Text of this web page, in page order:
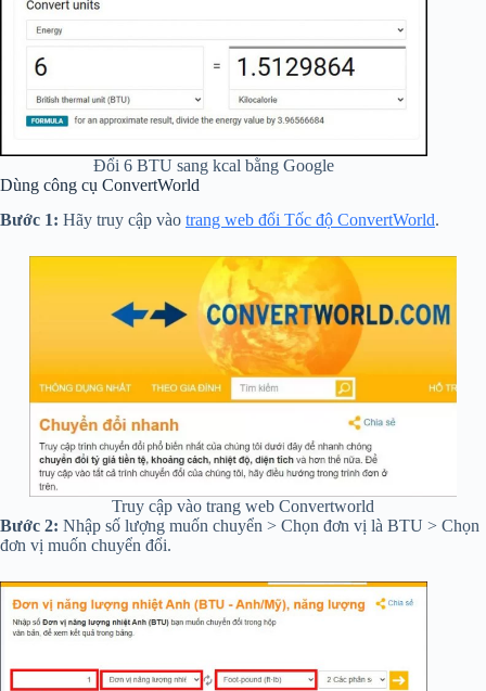
Đổi 6 BTU sang kcal bằng Google
Dùng công cụ ConvertWorld
Bước 1: Hãy truy cập vào trang web đổi Tốc độ ConvertWorld.
Truy cập vào trang web Convertworld
Bước 2: Nhập số lượng muốn chuyển > Chọn đơn vị là BTU > Chọn
đơn vị muốn chuyển đổi.